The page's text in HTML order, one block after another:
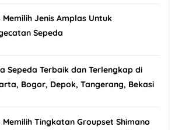
Memilih Jenis Amplas Untuk
Sepeda
Sepeda Terbaik dan Terlengkap di
Bogor, Depok, Tangerang, Bekasi
Memilih Tingkatan Groupset Shimano